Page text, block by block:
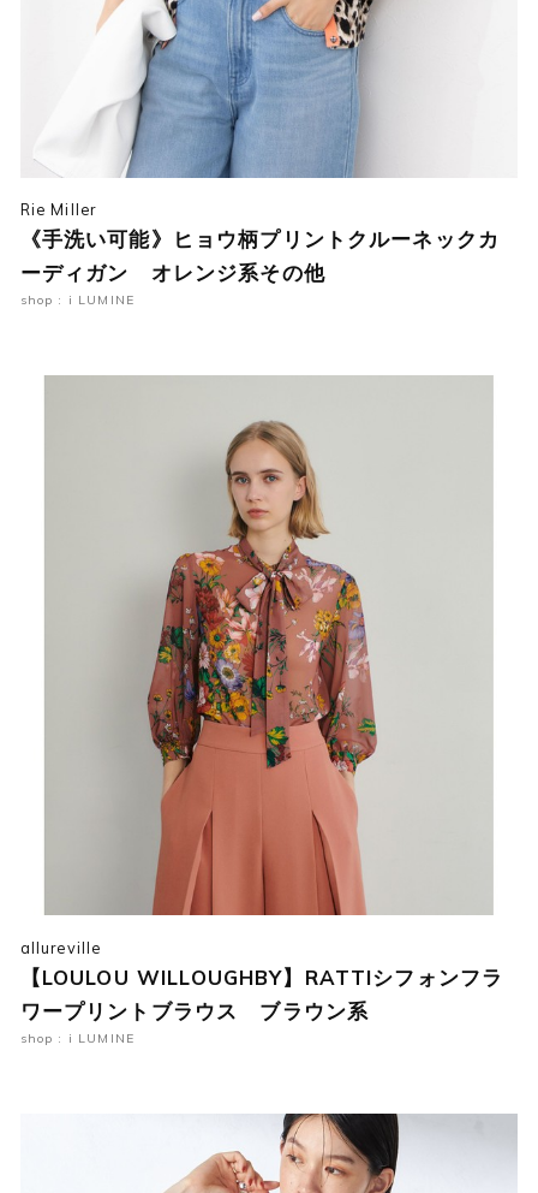
Rie Miller
《手洗い可能》ヒョウ柄プリントクルーネックカ
ーディガン オレンジ系その他
shop : i LUMINE
allureville
【LOULOU WILLOUGHBY】RATTIシフォンフラ
ワープリントブラウス ブラウン系
shop : i LUMINE